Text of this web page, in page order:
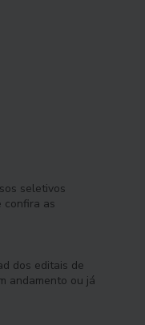
seletivos
confira as
dos editais de
andamento ou já